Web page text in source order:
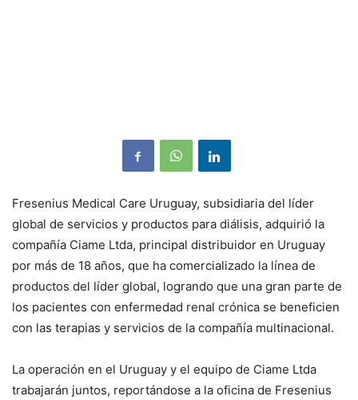
Fresenius Medical Care Uruguay, subsidiaria del líder
global de servicios y productos para diálisis, adquirió la
compañía Ciame Ltda, principal distribuidor en Uruguay
por más de 18 años, que ha comercializado la línea de
productos del líder global, logrando que una gran parte de
los pacientes con enfermedad renal crónica se beneficien
con las terapias y servicios de la compañía multinacional.
La operación en el Uruguay y el equipo de Ciame Ltda
trabajarán juntos, reportándose a la oficina de Fresenius